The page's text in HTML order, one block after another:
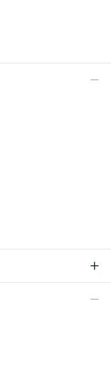
30С, химчистка
сушка